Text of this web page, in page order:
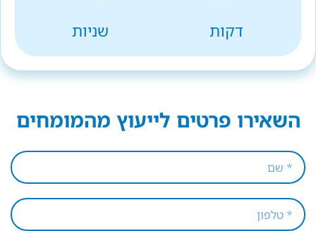
דקות
שניות
השאירו פרטים לייעוץ מהמומחים